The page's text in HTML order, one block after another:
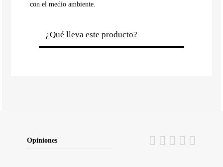
con el medio ambiente.
¿Qué lleva este producto?
Opiniones